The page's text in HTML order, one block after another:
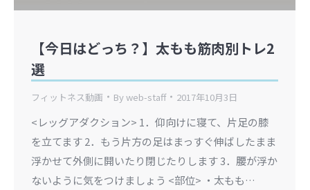
【今日はどっち？】太もも筋肉別トレ2
選
フィットネス動画 Byweb-staff 2017年10月3日
<レッグアダクション> 1．仰向けに寝て、片足の膝
を立てます 2．もう片方の足はまっすぐ伸ばしたまま
浮かせて外側に開いたり閉じたりします 3．腰が浮か
ないように気をつけましょう <部位> ・太もも…